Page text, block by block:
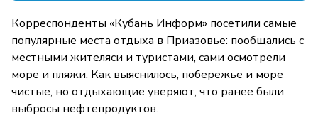
Корреспонденты «Кубань Информ» посетили самые
популярные места отдыха в Приазовье: пообщались с
местными жителяси и туристами, сами осмотрели
море и пляжи. Как выяснилось, побережье и море
чистые, но отдыхающие уверяют, что ранее были
выбросы нефтепродуктов.